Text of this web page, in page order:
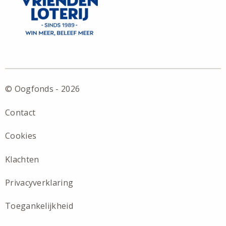
© Oogfonds - 2026
Contact
Cookies
Klachten
Privacyverklaring
Toegankelijkheid